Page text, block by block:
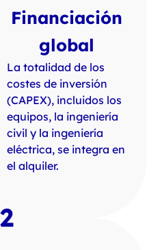
Financiación
global
La totalidad de los
costes de inversión
(CAPEX), incluidos los
equipos, la ingeniería
civil y la ingeniería
eléctrica, se integra en
el alquiler.